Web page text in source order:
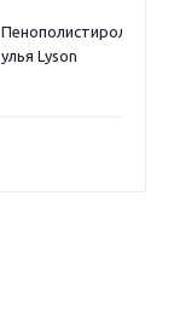
Пенополистиролные
улья Lyson